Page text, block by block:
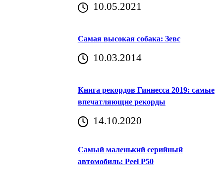
10.05.2021
Самая высокая собака: Зевс
10.03.2014
Книга рекордов Гиннесса 2019: самые
впечатляющие рекорды
14.10.2020
Самый маленький серийный
автомобиль: Peel P50